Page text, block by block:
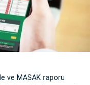
ve MASAK raporu